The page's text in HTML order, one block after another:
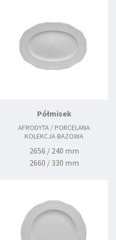
Półmisek
AFRODYTA / PORCELANA
KOLEKCJA BAZOWA
2656 / 240 mm
2660 / 330 mm